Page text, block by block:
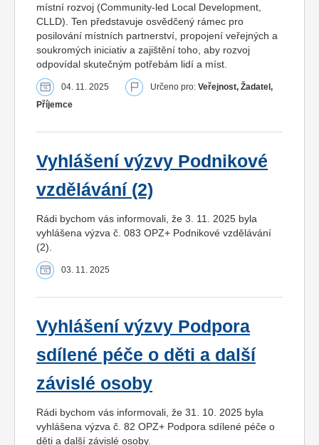
místní rozvoj (Community-led Local Development,
CLLD). Ten představuje osvědčený rámec pro
posilování místních partnerství, propojení veřejných a
soukromých iniciativ a zajištění toho, aby rozvoj
odpovídal skutečným potřebám lidí a míst.
04. 11. 2025 Určeno pro: Veřejnost, Žadatel,
Příjemce
Vyhlášení výzvy Podnikové
vzdělávání (2)
Rádi bychom vás informovali, že 3. 11. 2025 byla
vyhlášena výzva č. 083 OPZ+ Podnikové vzdělávání
(2).
03. 11. 2025
Vyhlášení výzvy Podpora
sdílené péče o děti a další
závislé osoby
Rádi bychom vás informovali, že 31. 10. 2025 byla
vyhlášena výzva č. 82 OPZ+ Podpora sdílené péče o
děti a další závislé osoby.